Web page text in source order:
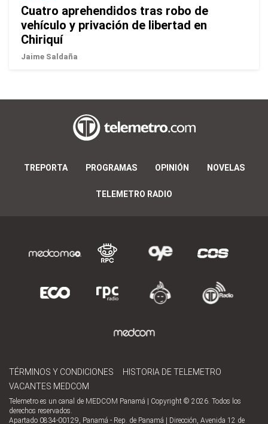
Cuatro aprehendidos tras robo de
vehículo y privación de libertad en
Chiriquí
Jaime Saldaña
TREPORTA PROGRAMAS OPINIÓN NOVELAS
TELEMETRO RADIO
TÉRMINOS Y CONDICIONES
HISTORIA DE TELEMETRO
VACANTES MEDCOM
Telemetro es un canal de MEDCOM Panamá | Copyright © 2026. Todos los
derechos reservados.
Apartado 0834-00129, Panamá - Rep. de Panamá | Dirección, Avenida 12 de